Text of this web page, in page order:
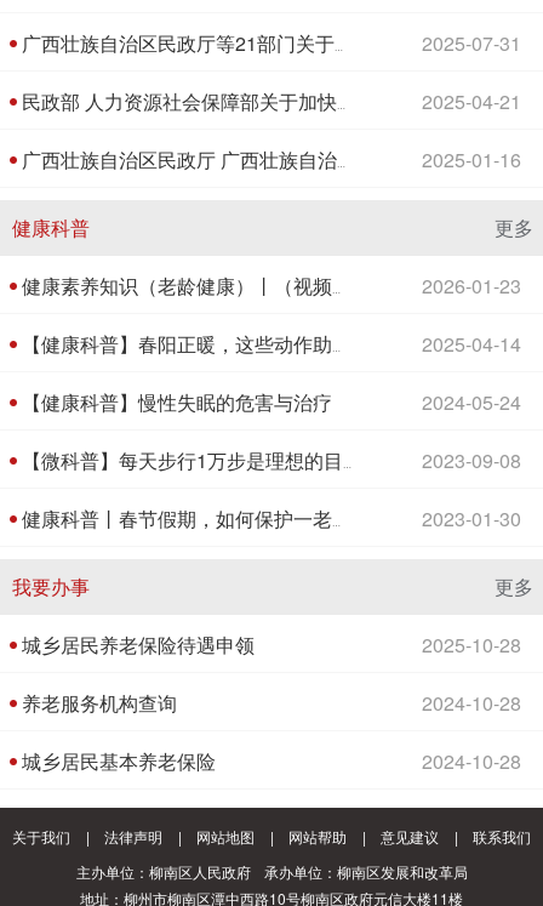
广西壮族自治区民政厅等21部门关于印发《广西深化养老服务改革发展的若干措施》的通知（桂民发〔2025〕20号） 2025-07-31
民政部 人力资源社会保障部关于加快推进养老服务技能人才职业技能等级认定工作的实施意见 2025-04-21
广西壮族自治区民政厅 广西壮族自治区财政厅关于印发广西壮族自治区养老服务补贴管理办法（试行）的通知（桂民规〔2024〕4号） 2025-01-16
健康科普 更多
健康素养知识（老龄健康）丨（视频）老年人跌倒怎么防 2026-01-23
【健康科普】春阳正暖，这些动作助您“肝”劲十足 2025-04-14
【健康科普】慢性失眠的危害与治疗 2024-05-24
【微科普】每天步行1万步是理想的目标吗？ 2023-09-08
健康科普丨春节假期，如何保护一老一小？ 2023-01-30
我要办事 更多
城乡居民养老保险待遇申领 2025-10-28
养老服务机构查询 2024-10-28
城乡居民基本养老保险 2024-10-28
关于我们 | 法律声明 | 网站地图 | 网站帮助 | 意见建议 |
联系我们
主办单位：柳南区人民政府
承办单位：柳南区发展和改革局
地址：柳州市柳南区潭中西路10号柳南区政府元信大楼11楼